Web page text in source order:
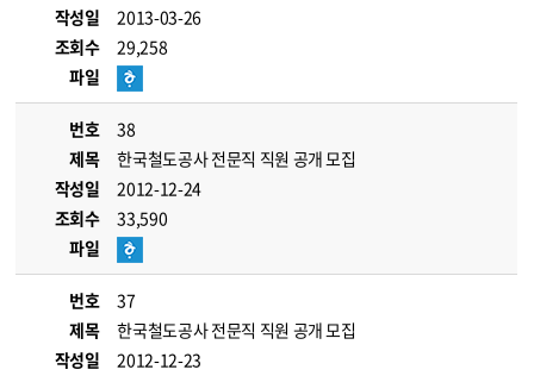
작성일
2013-03-26
조회수
29,258
파일
번호
38
제목
한국철도공사 전문직 직원 공개 모집
작성일
2012-12-24
조회수
33,590
파일
번호
37
제목
한국철도공사 전문직 직원 공개 모집
작성일
2012-12-23